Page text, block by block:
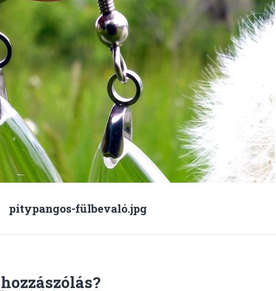
pitypangos-fülbevaló.jpg